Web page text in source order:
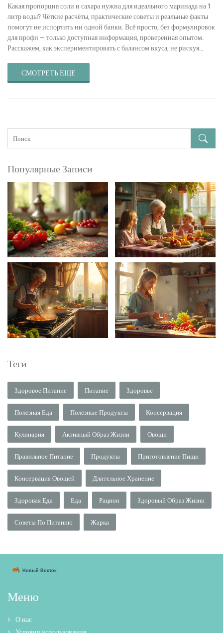
Какая пропорция соли и сахара нужна для идеального маринада на 1
литр воды? Чёткие расчёты, практические советы и реальные факты
помогут не испортить ни одной банки. Всё просто, без формулировок
для профи — только доступная информация, проверенная опытом.
Расскажем, как экспериментировать с балансом вкуса, не рискуя
переборщили с ингредиентами.
СМОТРЕТЬ ЕЩЕ
Популярные Записи
Теги
Здоровое Питание Питание Здоровье
Полезная Еда Полезные Продукты Консервация
Кулинария Активный Образ Жизни Овощи
Правильное Питание Продукты Приготовление Пищи
Консервация Овощей Длительное Хранение
Здоровая Еда Еда Рацион Здоровый Образ Жизни
Советы По Питанию Жарка
Меню
О нас